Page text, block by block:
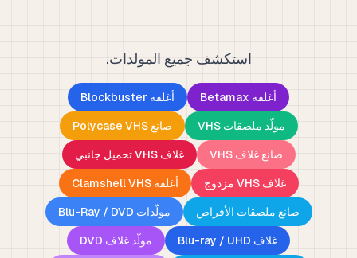
استكشف جميع المولدات.
أغلفة Betamax
أغلفة Blockbuster
مولّد ملصقات VHS
صانع Polycase VHS
صانع غلاف VHS
غلاف VHS تحميل جانبي
غلاف VHS مزدوج
أغلفة Clamshell VHS
صانع ملصقات الأقراص
مولّدات Blu-Ray / DVD
غلاف Blu-ray / UHD
مولّد غلاف DVD